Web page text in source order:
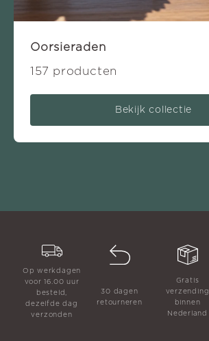
Oorsieraden
157 producten
Bekijk collectie
Op werkdagen
voor 16.00 uur
besteld,
dezelfde dag
verzonden
30 dagen
retourneren
Gratis
verzending
binnen
Nederland